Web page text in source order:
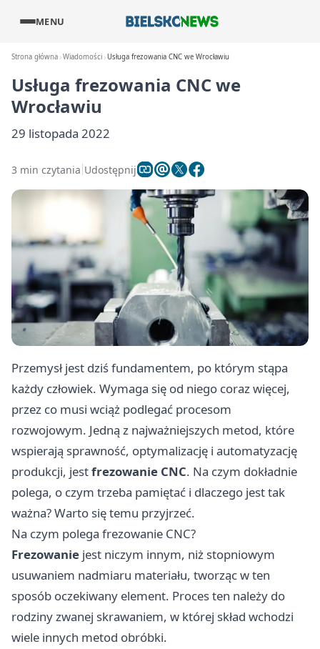
MENU
Strona główna Wiadomości Usługa frezowania CNC we Wrocławiu
Usługa frezowania CNC we
Wrocławiu
29 listopada 2022
3 min czytania Udostępnij
Przemysł jest dziś fundamentem, po którym stąpa
każdy człowiek. Wymaga się od niego coraz więcej,
przez co musi wciąż podlegać procesom
rozwojowym. Jedną z najważniejszych metod, które
wspierają sprawność, optymalizację i automatyzację
produkcji, jestfrezowanie CNC. Na czym dokładnie
polega, o czym trzeba pamiętać i dlaczego jest tak
ważna? Warto się temu przyjrzeć.
Na czym polega frezowanie CNC?
Frezowanie jest niczym innym, niż stopniowym
usuwaniem nadmiaru materiału, tworząc w ten
sposób oczekiwany element. Proces ten należy do
rodziny zwanej skrawaniem, w której skład wchodzi
wiele innych metod obróbki.